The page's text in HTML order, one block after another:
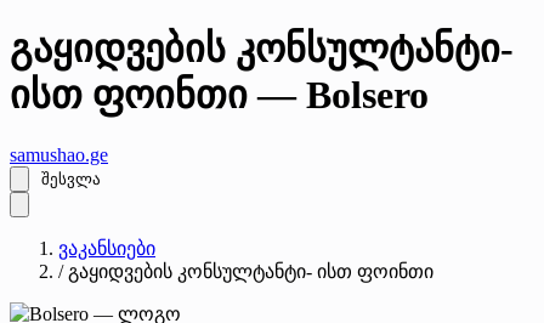
გაყიდვების კონსულტანტი-
ისთ ფოინთი — Bolsero
samushao.ge
შესვლა
ვაკანსიები
/ გაყიდვების კონსულტანტი- ისთ ფოინთი